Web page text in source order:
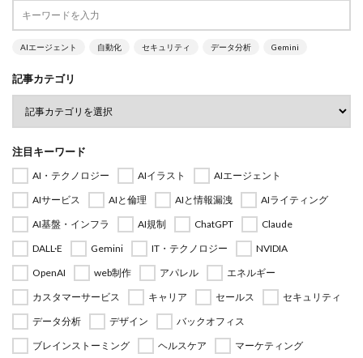
AIエージェント 自動化 セキュリティ データ分析 Gemini
記事カテゴリ
注目キーワード
AI・テクノロジー AIイラスト
AIエージェント
AIサービス
AIと倫理 AIと情報漏洩
AIライティング
AI基盤・インフラ
AI規制 ChatGPT
Claude
DALL·E
Gemini IT・テクノロジー
NVIDIA
OpenAI
web制作 アパレル
エネルギー
カスタマーサービス
キャリア セールス
セキュリティ
データ分析
デザイン
バックオフィス
ブレインストーミング
ヘルスケア マーケティング